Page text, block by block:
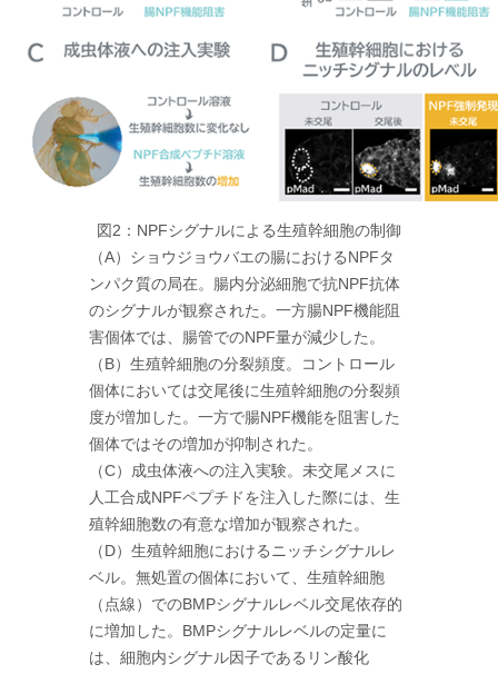
図2：NPFシグナルによる生殖幹細胞の制御
（A）ショウジョウバエの腸におけるNPFタ
ンパク質の局在。腸内分泌細胞で抗NPF抗体
のシグナルが観察された。一方腸NPF機能阻
害個体では、腸管でのNPF量が減少した。
（B）生殖幹細胞の分裂頻度。コントロール
個体においては交尾後に生殖幹細胞の分裂頻
度が増加した。一方で腸NPF機能を阻害した
個体ではその増加が抑制された。
（C）成虫体液への注入実験。未交尾メスに
人工合成NPFペプチドを注入した際には、生
殖幹細胞数の有意な増加が観察された。
（D）生殖幹細胞におけるニッチシグナルレ
ベル。無処置の個体において、生殖幹細胞
（点線）でのBMPシグナルレベル交尾依存的
に増加した。BMPシグナルレベルの定量に
は、細胞内シグナル因子であるリン酸化